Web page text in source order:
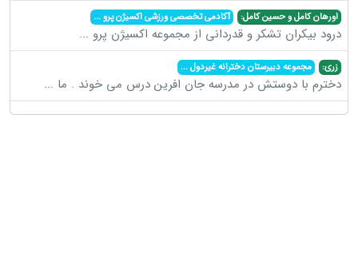
اورهان کامل و حسین کامل: آکادمی تخصصی ورزشی اکسیژن پرو...
درود بیکران تشکر و قدردانی از مجموعه اکسیژن پرو ...
زری: مجموعه دبیرستان دخترانه غیردول...
دخترم با دوستش در مدرسه جان افرین درس می خوند . ما ...